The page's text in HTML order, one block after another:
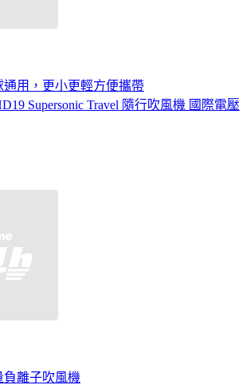
通用，更小更輕方便攜帶
Supersonic Travel 隨行吹風機 國際電壓
離子吹風機